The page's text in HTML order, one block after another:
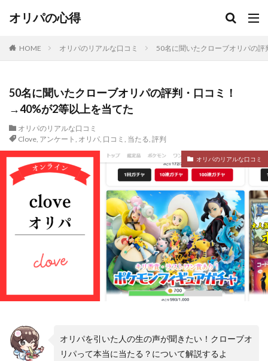
オリパの心得
HOME オリパのリアルな口コミ 50名に聞いたクローブオリパの
50名に聞いたクローブオリパの評判・口コミ！
→40%が2等以上を当てた
オリパのリアルな口コミ
Clove, アンケート , オリパ, 口コミ , 当たる, 評判
オリパのリアルな口コミ
オリパを引いた人の生の声が聞きたい！クローブオ
リパって本当に当たる？について解説するよ